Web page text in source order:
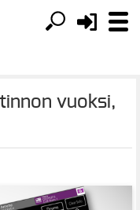
vuoksi,